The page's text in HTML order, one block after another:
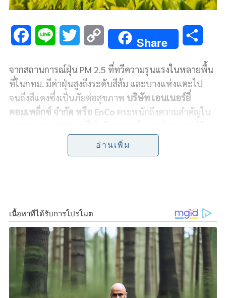
c
e
b
n
e
i
t
t
e
r
C
p
y
L
i
n
Share
a
e
จากสถานการณ์ฝุ่น PM 2.5 ที่ทวีความรุนแรงในหลายพื้น
ที่ในกทม. มีค่าฝุ่นสูงถึงระดับสีส้ม และบางแห่งแตะไป
จนถึงสีแดงซึ่งเป็นภัยต่อสุขภาพ บริษัท เอนเนอร์ยี่
คอมเพล็กซ์ จำกัด หรือ EnCoตระหนักถึงความสำคัญใน
คอมเพล็กซ์ ลูกค้าและพนักงาน โดยมุ่งเน้นการออกแบบ
และการจัดเตรียมระบบต่างๆ เพื่อสร้างความมั่นใจให้
อาทิ การติดตั้งระบบกรองอากาศ 3 ชั้น พร้อมด้วย PCO
Technology หรือ Photocatalytic Oxidation เพื่อกำจัด
เชื้อโรคภายในอากาศ การติดตั้งจุดวัดคุณภาพอากาศ
ภายในอาคาร เพื่อติดตามสภาพอากาศได้ตลอดเวลา การ
ติดตั้งระบบหมุนเวียนอากาศผ่านระบบควบคุมอาคาร
อัตโนมัติด้วย CO2 Sensor การออกแบบอาคารด้วยระบบ
Double Door การเน้นพื้นที่สีเขียวรอบอาคาร การ
อ่านเพิ่ม